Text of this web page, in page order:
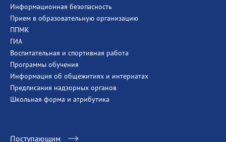
Информационная безопасность
Прием в образовательную организацию
ППМК
ГИА
Воспитательная и спортивная работа
Программы обучения
Информация об общежитиях и интернатах
Предписания надзорных органов
Школьная форма и атрибутика
Поступающим